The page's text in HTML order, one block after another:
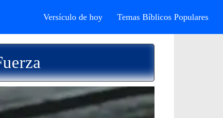
Versículo de hoy Temas Bíblicos Populares